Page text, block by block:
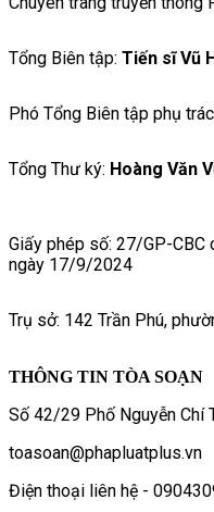
Tổng Biên tập: Tiến sĩ Vũ
Phó Tổng Biên tập phụ
Tổng Thư ký: Hoàng Văn
Giấy phép số: 27/GP-CBC
ngày 17/9/2024
Trụ sở: 142 Trần Phú,
THÔNG TIN TÒA SOẠN
Số 42/29 Phố Nguyễn Chí
toasoan@phapluatplus.vn
Điện thoại liên hệ -